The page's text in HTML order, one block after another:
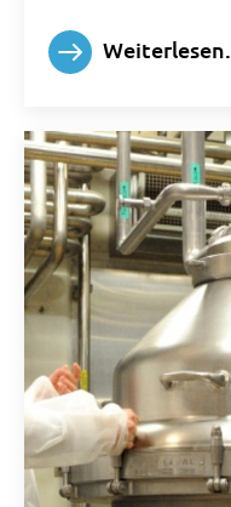
Weiterlesen...